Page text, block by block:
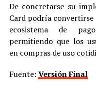
De concretarse su
Card podría
ecosistema de
permitiendo que los
en compras de uso
Fuente: Versión Final